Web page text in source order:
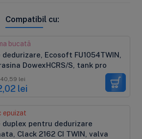
Compatibil cu:
bucată
Ecosoft FU1054TWIN,
DowexHCRS/S, tank pro
lei
lei
epuizat
pentru dedurizare
Clack 2162 CI TWIN, valva